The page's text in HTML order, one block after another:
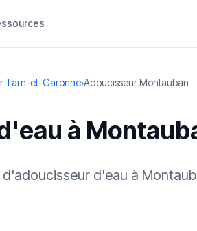
Tarn-et-Garonne›Adoucisseur Montauban
à
d'eau à